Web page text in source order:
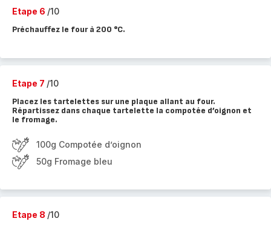
Etape 6 /10
Préchauffez le four à 200 °C.
Etape 7 /10
Placez les tartelettes sur une plaque allant au four.
Répartissez dans chaque tartelette la compotée d’oignon et
le fromage.
100g Compotée d’oignon
50g Fromage bleu
Etape 8 /10